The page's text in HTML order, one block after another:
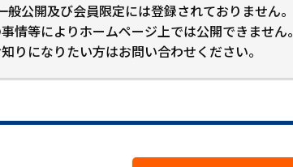
公開及び会員限定には登録されておりません。
情等によりホームページ上では公開できません。
りになりたい方はお問い合わせください。